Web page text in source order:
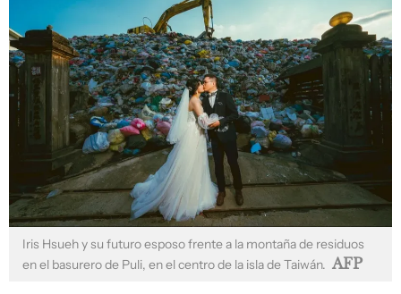
Iris Hsueh y su futuro esposo frente a la montaña de residuos
en el basurero de Puli, en el centro de la isla de Taiwán. AFP